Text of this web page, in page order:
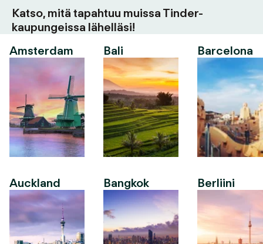
Katso, mitä tapahtuu muissa Tinder-
kaupungeissa lähelläsi!
Amsterdam
Auckland
Bali
Bangkok
Barcelona
Berliini